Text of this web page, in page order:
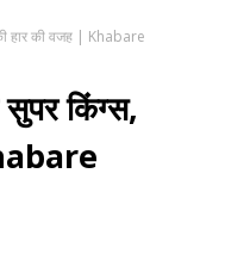
हार की वजह | Khabare
किंग्स,